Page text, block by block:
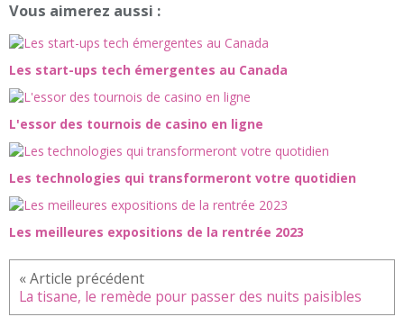
Vous aimerez aussi :
Les start-ups tech émergentes au Canada
L'essor des tournois de casino en ligne
Les technologies qui transformeront votre quotidien
Les meilleures expositions de la rentrée 2023
La tisane, le remède pour passer des nuits paisibles